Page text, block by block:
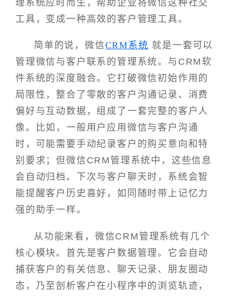
理系统应时而生，帮助企业将微信这种社交
工具，变成一种高效的客户管理工具。
简单的说，微信CRM系统 就是一套可以
管理微信与客户联系的管理系统。与CRM软
件系统的深度融合。它打破微信初始作用的
局限性，整合了零散的客户沟通记录、消费
偏好与互动数据，组成了一套完整的客户人
像。比如，一般用户应用微信与客户沟通
时，可能需要手动纪录客户的购买意向和特
别要求；但微信CRM管理系统中，这些信息
会自动归档。下次与客户聊天时，系统会智
能提醒客户历史喜好，如同随时带上记忆力
强的助手一样。
从功能来看，微信CRM管理系统有几个
核心模块。首先是客户数据管理。它会自动
捕获客户的有关信息、聊天记录、朋友圈动
态，乃至剖析客户在小程序中的浏览轨迹，